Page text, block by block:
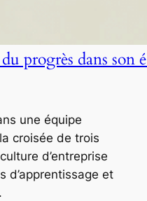
progrès dans son
une équipe
croisée de trois
d’entreprise
d’apprentissage et